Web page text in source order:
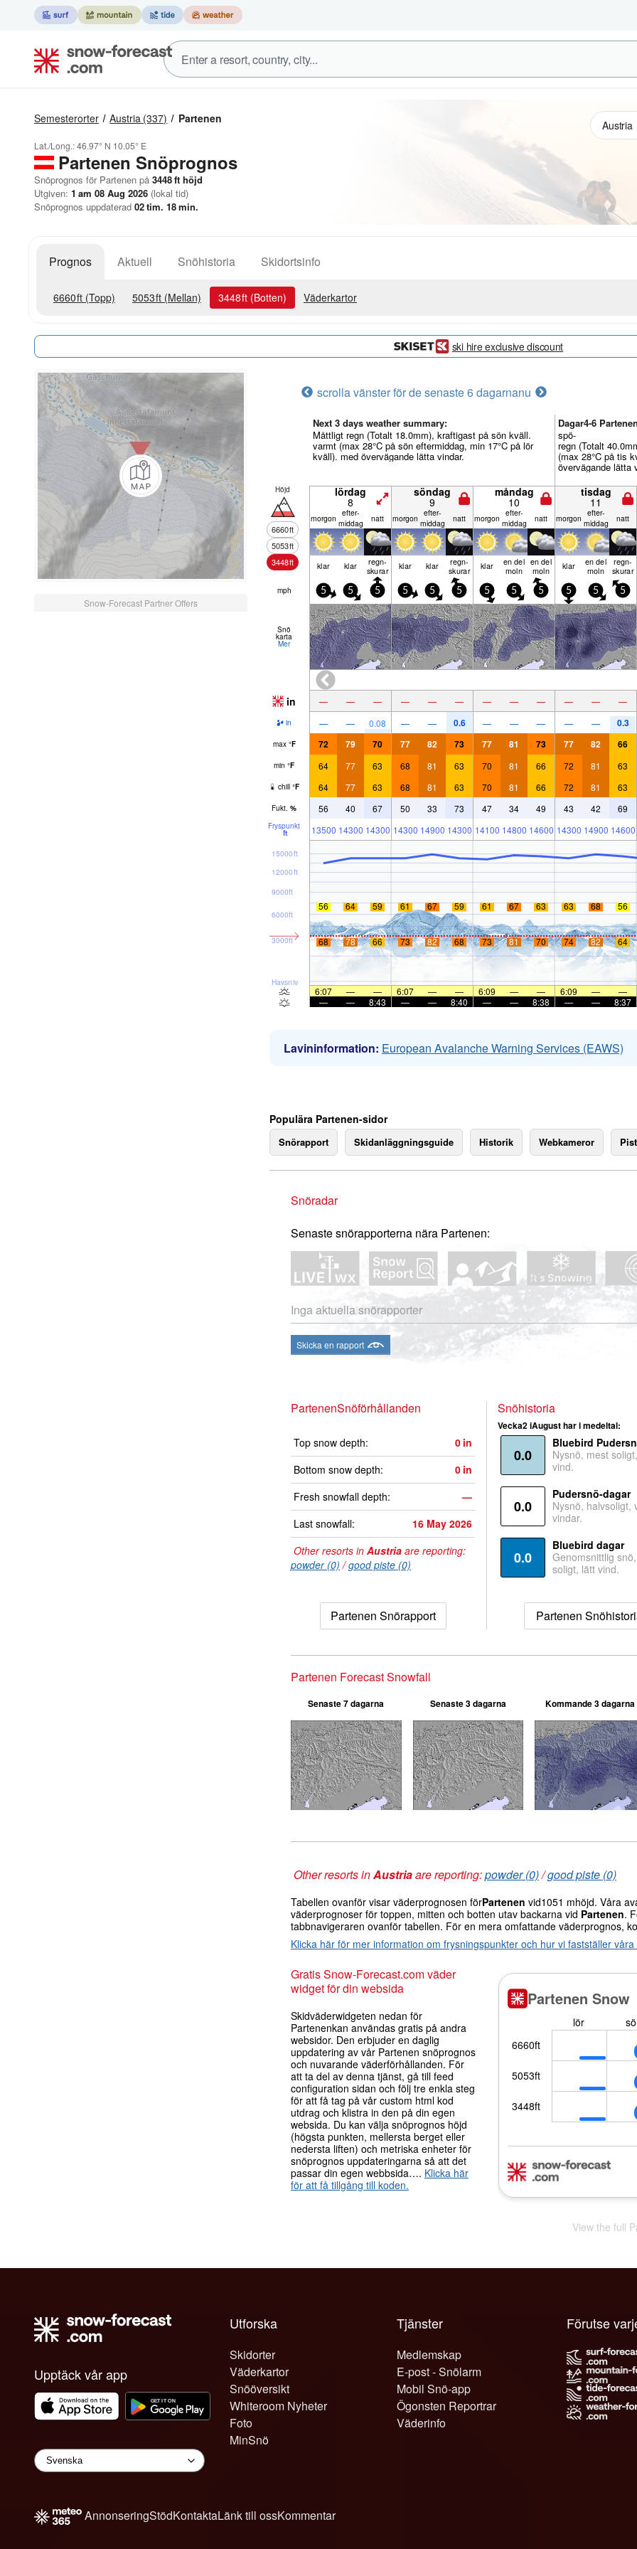
Semesterorter Austria (337) Partenen
Lat./Long.:46.97° N 10.05° E
Partenen Snöprognos
Snöprognos för Partenen på 3448ft höjd
Utgiven: 1 am 08 Aug 2026 (lokal tid)
Snöprognos uppdaterad 02tim. 18min.
Prognos Aktuell Snöhistoria Skidortsinfo
6660ft (Topp) 5053ft (Mellan) 3448ft (Botten) Väderkartor
ski hire exclusive discount
Snow-Forecast Partner Offers
scrolla vänster för de senaste 6 dagarnanu
Next 3 days weather summary:
Måttligt regn (Totalt 18.0mm), kraftigast på sön kväll.
varmt (max 28°C på sön eftermiddag, min 17°C på lör
kväll). med övervägande lätta vindar.
Dagar4-6
spö-
regn (Totalt
(max 28°C på tis
övervägande lätta
Höjd
6660ft
5053ft
3448ft
lördag
8
söndag
9
måndag
10
tisdag
11
mor­gon efter­
middag
natt mor­gon efter­
middag
natt mor­gon efter­
middag
natt mor­gon efter­
middag
natt
klar klar regn­
skurar klar klar regn­
skurar klar en del
moln
en del
moln klar en del
moln
regn­
skurar
mph 5 5 5 5 5 5 5 5 5 5 5 5
Snö
karta
Mer
in — — — — — — — — — — — —
in — — 0.08 — — 0.6 — — — — — 0.3
max °F 72 79 70 77 82 73 77 81 73 77 82 66
min °F 64 77 63 68 81 63 70 81 66 72 81 63
chill °F 64 77 63 68 81 63 70 81 66 72 81 63
Fukt. % 56 40 67 50 33 73 47 34 49 43 42 69
Fryspunkt
ft 13500 14300 14300 14300 14900 14300 14100 14800 14600 14300 14900 14600
Havsnivå
3000ft
6000ft
9000ft
12000ft
15000ft
56 64 59 61 67 59 61 67 63 63 68 56
68 78 66 73 82 68 73 81 70 74 82 64
6:07 — — 6:07 — — 6:09 — — 6:09 — —
—
— 8:43 — — 8:40 — — 8:38 — — 8:37
Lavininformation: European Avalanche Warning Services (EAWS)
Populära Partenen-sidor
Snörapport Skidanläggningsguide Historik Webkameror
Snöradar
Senaste snörapporterna nära Partenen:
Inga aktuella snörapporter
Skicka en rapport
PartenenSnöförhållanden
Top snow depth: 0 in
Bottom snow depth:
0 in
Fresh snowfall depth:
—
Last snowfall:
16 May 2026
Other resorts in Austria are reporting:
powder (0) /good piste (0)
Partenen Snörapport
Snöhistoria
Vecka2 iAugust har i medeltal:
0.0
Bluebird
Nysnö, mest
vind.
0.0
Pudersnö-dagar
Nysnö, halvsoligt,
vindar.
0.0
Bluebird dagar
Genomsnittlig
soligt, lätt vind.
Partenen
Partenen Forecast Snowfall
Senaste 7 dagarna Senaste 3 dagarna Kommande 3 dagarna
Other resorts inAustriaare reporting:powder (0)/good piste (0)
Tabellen ovanför visar väderprognosen förPartenen vid1051 mhöjd. Våra
väderprognoser för toppen, mitten och botten utav backarna vid Partenen.
tabbnavigeraren ovanför tabellen. För en mera omfattande väderprognos,
Klicka här för mer information om frysningspunkter och hur vi fastställer
Gratis Snow-Forecast.com väder
widget för din websida
Skidväderwidgeten nedan för
Partenenkan användas gratis på andra
websidor. Den erbjuder en daglig
uppdatering av vår Partenen snöprognos
och nuvarande väderförhållanden. För
att ta del av denna tjänst, gå till feed
configuration sidan och följ tre enkla steg
för att få tag på vår custom html kod
utdrag och klistra in den på din egen
websida. Du kan välja snöprognos höjd
(högsta punkten, mellersta berget eller
nedersta liften) och metriska enheter för
snöprognos uppdateringarna så att det
passar din egen webbsida…. Klicka här
för att få tillgång till koden.
View the full
Upptäck vår app
Utforska
Skidorter
Väderkartor
Snööversikt
Whiteroom Nyheter
Foto
MinSnö
Tjänster
Medlemskap
E-post - Snölarm
Mobil Snö-app
Ögonsten Reportrar
Väderinfo
Förutse
AnnonseringStödKontaktaLänk till ossKommentar